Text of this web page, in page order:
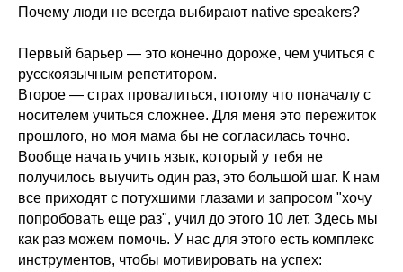
Почему люди не всегда выбирают native speakers?
Первый барьер — это конечно дороже, чем учиться с
русскоязычным репетитором.
Второе — страх провалиться, потому что поначалу с
носителем учиться сложнее. Для меня это пережиток
прошлого, но моя мама бы не согласилась точно.
Вообще начать учить язык, который у тебя не
получилось выучить один раз, это большой шаг. К нам
все приходят с потухшими глазами и запросом "хочу
попробовать еще раз", учил до этого 10 лет. Здесь мы
как раз можем помочь. У нас для этого есть комплекс
инструментов, чтобы мотивировать на успех: